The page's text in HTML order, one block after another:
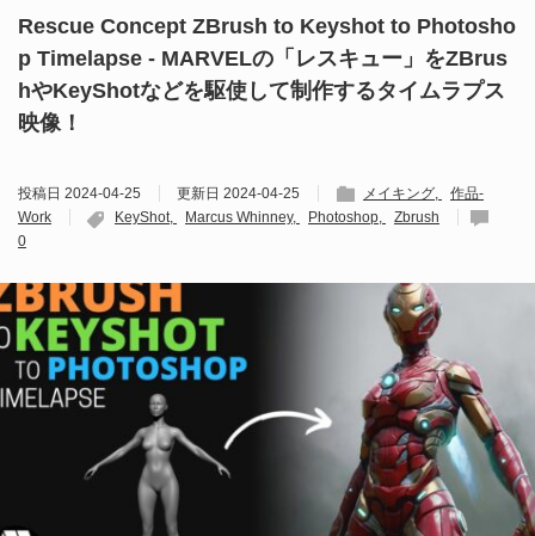
Rescue Concept ZBrush to Keyshot to Photosho
p Timelapse - MARVELの「レスキュー」をZBrus
hやKeyShotなどを駆使して制作するタイムラプス
映像！
投稿日 2024-04-25 更新日 2024-04-25 メイキング
作品-
Work
KeyShot Marcus Whinney Photoshop
Zbrush
0